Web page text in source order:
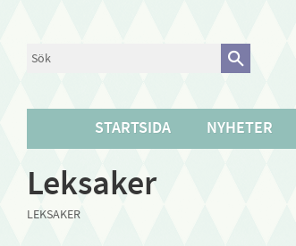
STARTSIDA NYHETER
Leksaker
LEKSAKER